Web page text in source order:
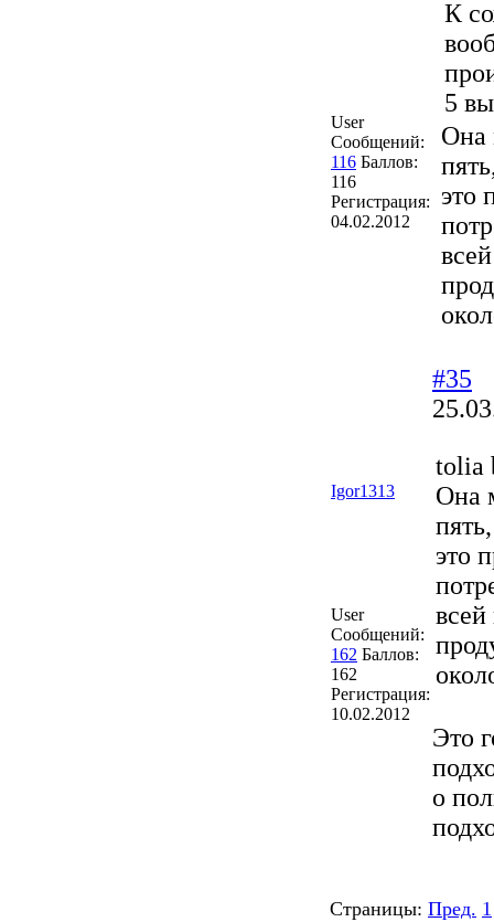
User
Сообщений:
116 Баллов:
116
Регистрация:
04.02.2012
К
5
Она
это
Igor1313
User
Сообщений:
162 Баллов:
162
Регистрация:
10.02.2012
#35
tolia
Она
это
Это
о
Страницы: Пред. 1